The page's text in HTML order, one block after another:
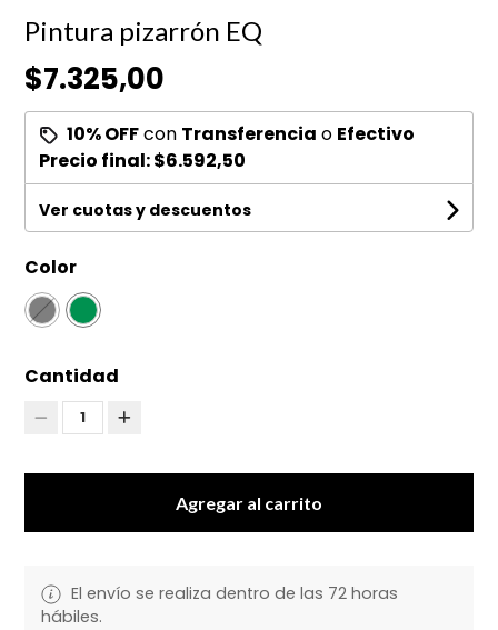
Pintura pizarrón EQ
$7.325,00
10% OFFcon Transferencia o Efectivo
Precio final:$6.592,50
Ver cuotas y descuentos
Color
Cantidad
1
Agregar al carrito
El envío se realiza dentro de las 72 horas
hábiles.